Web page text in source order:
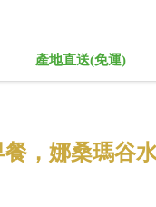
產地直送(免運)
，娜桑瑪谷